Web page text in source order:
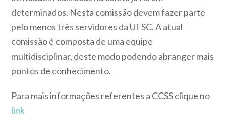
determinados. Nesta comissão devem fazer parte
pelo menos três servidores da UFSC. A atual
comissão é composta de uma equipe
multidisciplinar, deste modo podendo abranger mais
pontos de conhecimento.
Para mais informações referentes a CCSS clique no
link